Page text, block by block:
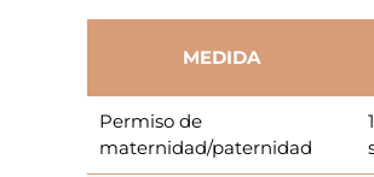
MEDIDA
Permiso de
maternidad/paternidad